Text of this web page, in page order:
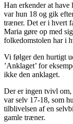
Han erkender at have
var hun 18 og gik
træner. Det er i hvert
Maria gøre op med
folkedomstolen har i
Vi følger den hurtigt
’Anklaget’ for
ikke den anklaget.
Der er ingen tvivl om,
var selv 17-18, som
tilblivelsen af en
gamle træner.